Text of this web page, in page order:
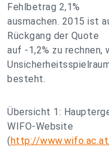
Fehlbetrag 2,1%
ausmachen. 2015 ist
Rückgang der Quote
auf -1,2% zu
besteht.
Übersicht 1:
WIFO-Website
(http://